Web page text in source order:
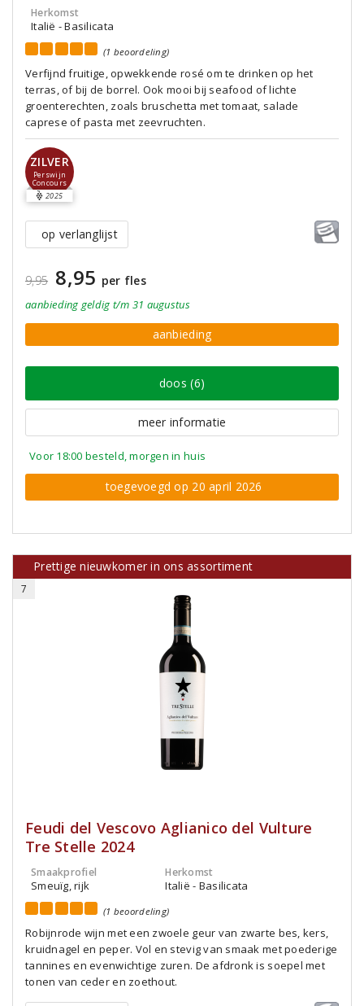
Herkomst
Italië - Basilicata
(1 beoordeling)
Verfijnd fruitige, opwekkende rosé om te drinken op het
terras, of bij de borrel. Ook mooi bij seafood of lichte
groenterechten, zoals bruschetta met tomaat, salade
caprese of pasta met zeevruchten.
ZILVER
Perswijn
Concours
2025
op verlanglijst
9,95 8,95 per fles
aanbieding geldig t/m 31 augustus
aanbieding
doos (6)
meer informatie
Voor 18:00 besteld, morgen in huis
toegevoegd op 20 april 2026
Prettige nieuwkomer in ons assortiment
7
Feudi del Vescovo Aglianico del Vulture
Tre Stelle 2024
Smaakprofiel
Smeuïg, rijk
Herkomst
Italië - Basilicata
(1 beoordeling)
Robijnrode wijn met een zwoele geur van zwarte bes, kers,
kruidnagel en peper. Vol en stevig van smaak met poederige
tannines en evenwichtige zuren. De afdronk is soepel met
tonen van ceder en zoethout.